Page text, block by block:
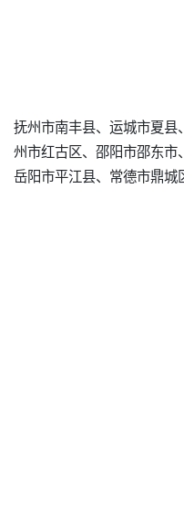
抚州市南丰县、运城市夏
州市红古区、邵阳市邵东市
岳阳市平江县、常德市鼎城